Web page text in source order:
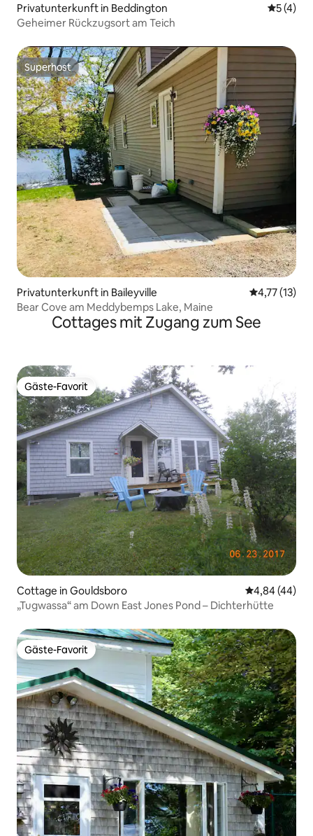
Privatunterkunft in Beddington
5 (4)
Geheimer Rückzugsort am Teich
Superhost
Superhost
Privatunterkunft in Baileyville
4,77 (13)
Bear Cove am Meddybemps Lake, Maine
Cottages mit Zugang zum See
Gäste-Favorit
Gäste-Favorit
Cottage in Gouldsboro
4,84 (44)
„Tugwassa“ am Down East Jones Pond – Dichterhütte
Gäste-Favorit
Gäste-Favorit